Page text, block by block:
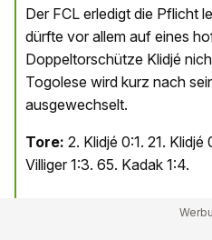
Der FCL erledigt die Pflicht
dürfte vor allem auf eines
Doppeltorschütze Klidjé
Togolese wird kurz nach
ausgewechselt.
Tore: 2. Klidjé 0:1. 21. Klidjé
Villiger 1:3. 65. Kadak 1:4.